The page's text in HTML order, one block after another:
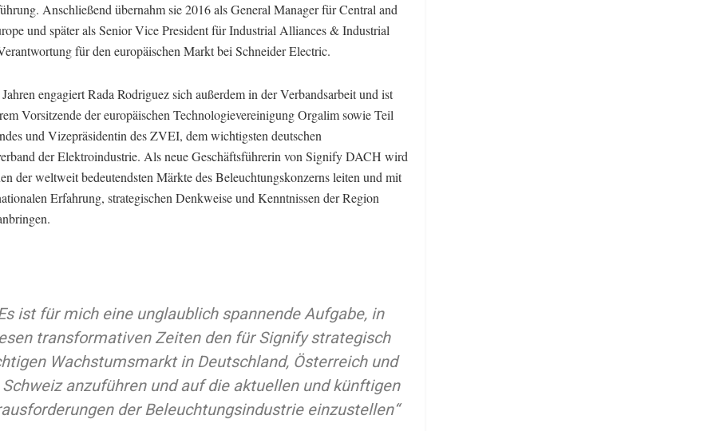
Anschließend übernahm sie 2016 als General Manager für Central and
und später als Senior Vice President für Industrial Alliances & Industrial
für den europäischen Markt bei Schneider Electric.
engagiert Rada Rodriguez sich außerdem in der Verbandsarbeit und ist
Vorsitzende der europäischen Technologievereinigung Orgalim sowie Teil
und Vizepräsidentin des ZVEI, dem wichtigsten deutschen
der Elektroindustrie. Als neue Geschäftsführerin von Signify DACH wird
der weltweit bedeutendsten Märkte des Beleuchtungskonzerns leiten und mit
Erfahrung, strategischen Denkweise und Kenntnissen der Region
ist für mich eine unglaublich spannende Aufgabe, in
transformativen Zeiten den für Signify strategisch
Wachstumsmarkt in Deutschland, Österreich und
anzuführen und auf die aktuellen und künftigen
der Beleuchtungsindustrie einzustellen“